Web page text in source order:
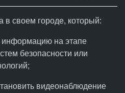
в своем городе, который:
информацию на этапе
безопасности или
видеонаблюдение